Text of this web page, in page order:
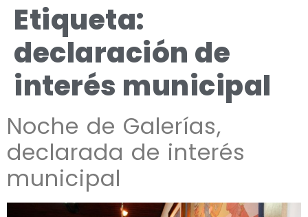
Etiqueta:
declaración de
interés municipal
Noche de Galerías,
declarada de interés
municipal